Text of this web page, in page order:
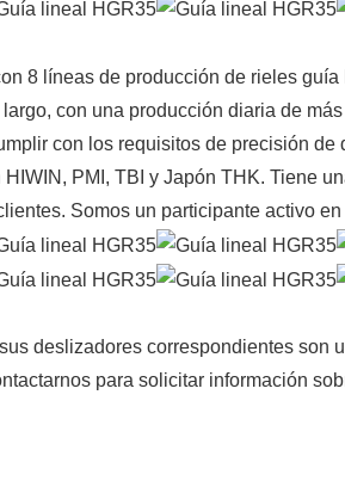
8 líneas de producción de rieles
con una producción diaria de
con los requisitos de precisión
HIWIN, PMI, TBI y Japón THK. Tiene
Somos un participante activo
deslizadores correspondientes son
para solicitar información